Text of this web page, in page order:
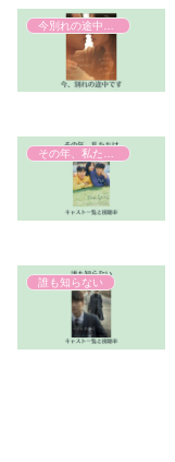
その年、私たちは
誰も知らない